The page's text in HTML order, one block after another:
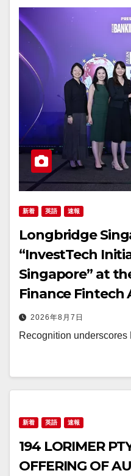
新着 英語 速報
Longbridge
“InvestTech
Singapore” at
Finance Fintech
2026年8月7日
Recognition
新着 英語 速報
194 LORIMER
OFFERING OF